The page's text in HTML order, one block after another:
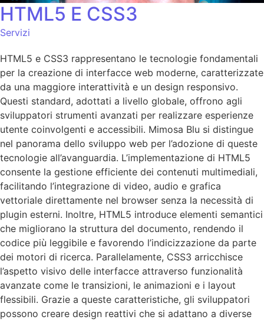
HTML5 E CSS3
Servizi
HTML5 e CSS3 rappresentano le tecnologie fondamentali
per la creazione di interfacce web moderne, caratterizzate
da una maggiore interattività e un design responsivo.
Questi standard, adottati a livello globale, offrono agli
sviluppatori strumenti avanzati per realizzare esperienze
utente coinvolgenti e accessibili. Mimosa Blu si distingue
nel panorama dello sviluppo web per l’adozione di queste
tecnologie all’avanguardia. L’implementazione di HTML5
consente la gestione efficiente dei contenuti multimediali,
facilitando l’integrazione di video, audio e grafica
vettoriale direttamente nel browser senza la necessità di
plugin esterni. Inoltre, HTML5 introduce elementi semantici
che migliorano la struttura del documento, rendendo il
codice più leggibile e favorendo l’indicizzazione da parte
dei motori di ricerca. Parallelamente, CSS3 arricchisce
l’aspetto visivo delle interfacce attraverso funzionalità
avanzate come le transizioni, le animazioni e i layout
flessibili. Grazie a queste caratteristiche, gli sviluppatori
possono creare design reattivi che si adattano a diverse